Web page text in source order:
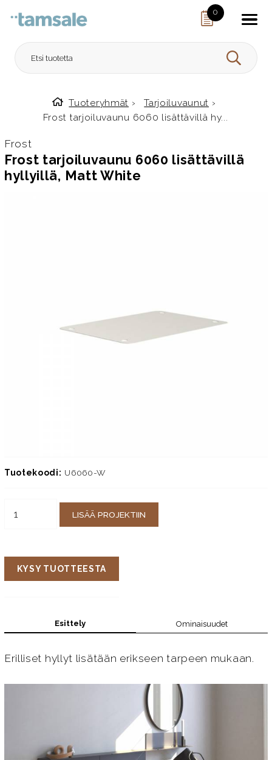
0
HAE
Etusivulle
Tuoteryhmät › Tarjoiluvaunut ›
Frost tarjoiluvaunu 6060 lisättävillä hy...
Frost
Frost tarjoiluvaunu 6060 lisättävillä
hyllyillä, Matt White
Tuotekoodi: U6060-W
LISÄÄ PROJEKTIIN
KYSY TUOTTEESTA
Esittely Ominaisuudet
Erilliset hyllyt lisätään erikseen tarpeen mukaan.